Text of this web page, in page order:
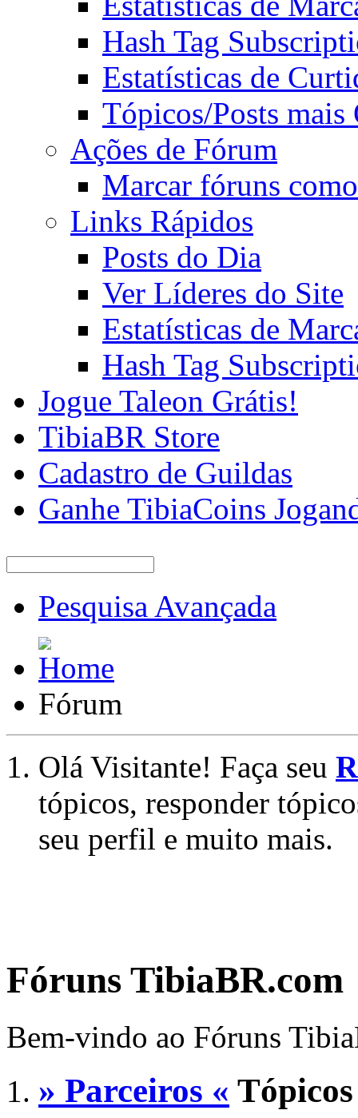
Hash Tag
Estatísticas de
Tópicos/Posts mais
Ações de Fórum
Marcar fóruns
Links Rápidos
Posts do Dia
Ver Líderes do Site
Estatísticas de
Hash Tag
Jogue Taleon Grátis!
TibiaBR Store
Cadastro de Guildas
Ganhe TibiaCoins
Pesquisa Avançada
Fórum
Olá Visitante! Faça seu
tópicos, responder
seu perfil e muito mais.
Fóruns TibiaBR.com
Bem-vindo ao Fóruns
» Parceiros «